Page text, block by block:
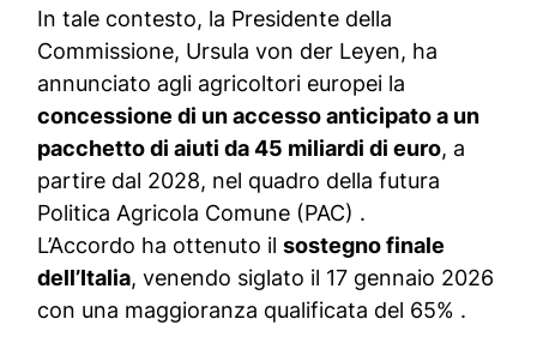
In tale contesto, la Presidente della
Commissione, Ursula von der Leyen, ha
annunciato agli agricoltori europei la
concessione di un accesso anticipato a un
pacchetto di aiuti da 45 miliardi di euro, a
partire dal 2028, nel quadro della futura
Politica Agricola Comune (PAC) .
L’Accordo ha ottenuto ilsostegno finale
dell’Italia, venendo siglato il 17 gennaio 2026
con una maggioranza qualificata del 65% .